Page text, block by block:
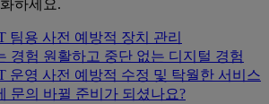
하세요.
팀용 사전 예방적 장치 관리
경험 원활하고 중단 없는 디지털 경험
운영 사전 예방적 수정 및 탁월한 서비스
문의 바뀔 준비가 되셨나요?